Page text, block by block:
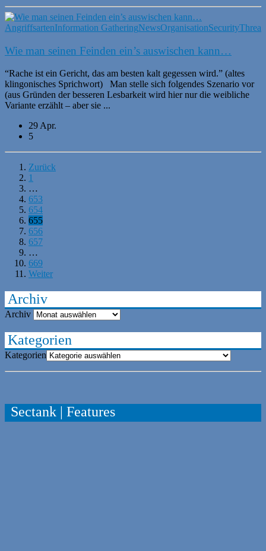
AngriffsartenInformation GatheringNewsOrganisationSecurityThreat
Wie man seinen Feinden ein’s auswischen kann…
“Rache ist ein Gericht, das am besten kalt gegessen wird.” (altes
klingonisches Sprichwort) Man stelle sich folgendes Szenario vor
(aus Gründen der besseren Lesbarkeit wird hier nur die weibliche
Variante erzählt – aber sie ...
29 Apr.
5
Zurück
1
…
653
654
655
656
657
…
669
Weiter
Archiv
Archiv
Kategorien
Kategorien
Sectank | Features